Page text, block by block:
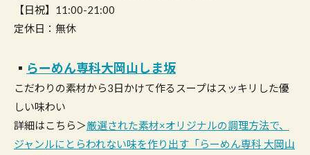
【日祝】11:00-21:00
定休日：無休
▪︎ らーめん専科大岡山しま坂
こだわりの素材から3日かけて作るスープはスッキリした優
しい味わい
詳細はこちら＞厳選された素材×オリジナルの調理方法で、
ジャンルにとらわれない味を作り出す「らーめん専科 大岡山